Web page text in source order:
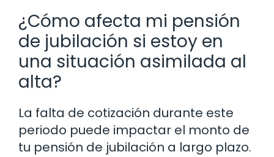
¿Cómo afecta mi pensión
de jubilación si estoy en
una situación asimilada al
alta?
La falta de cotización durante este
periodo puede impactar el monto de
tu pensión de jubilación a largo plazo.